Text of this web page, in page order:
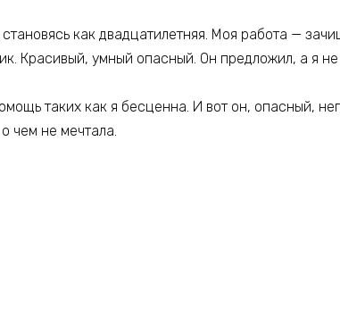
как двадцатилетняя. Моя работа —
Красивый, умный опасный. Он предложил, а я
таких как я бесценна. И вот он, опасный,
чем не мечтала.